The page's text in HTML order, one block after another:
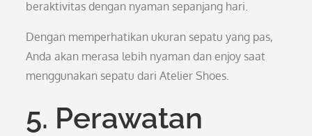
beraktivitas dengan nyaman sepanjang hari.
Dengan memperhatikan ukuran sepatu yang pas,
Anda akan merasa lebih nyaman dan enjoy saat
menggunakan sepatu dari Atelier Shoes.
5. Perawatan